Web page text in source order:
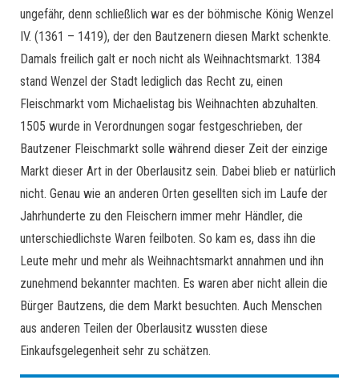
ungefähr, denn schließlich war es der böhmische König Wenzel
IV. (1361 – 1419), der den Bautzenern diesen Markt schenkte.
Damals freilich galt er noch nicht als Weihnachtsmarkt. 1384
stand Wenzel der Stadt lediglich das Recht zu, einen
Fleischmarkt vom Michaelistag bis Weihnachten abzuhalten.
1505 wurde in Verordnungen sogar festgeschrieben, der
Bautzener Fleischmarkt solle während dieser Zeit der einzige
Markt dieser Art in der Oberlausitz sein. Dabei blieb er natürlich
nicht. Genau wie an anderen Orten gesellten sich im Laufe der
Jahrhunderte zu den Fleischern immer mehr Händler, die
unterschiedlichste Waren feilboten. So kam es, dass ihn die
Leute mehr und mehr als Weihnachtsmarkt annahmen und ihn
zunehmend bekannter machten. Es waren aber nicht allein die
Bürger Bautzens, die dem Markt besuchten. Auch Menschen
aus anderen Teilen der Oberlausitz wussten diese
Einkaufsgelegenheit sehr zu schätzen.